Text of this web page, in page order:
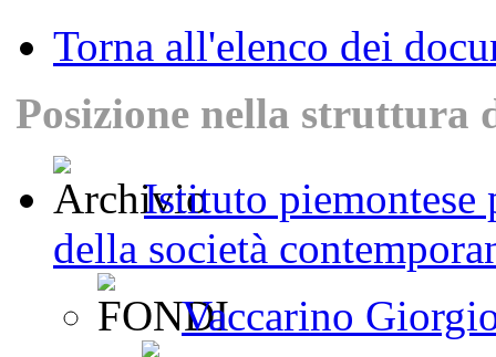
Torna all'elenco dei
Posizione nella struttura
Istituto piemontese
della società
Vaccarino